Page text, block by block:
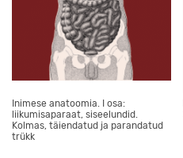
Inimese anatoomia. I osa:
liikumisaparaat, siseelundid.
Kolmas, täiendatud ja parandatud
trükk